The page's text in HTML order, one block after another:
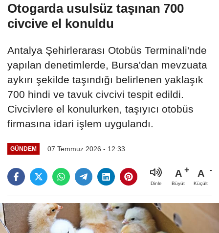
Otogarda usulsüz taşınan 700
civcive el konuldu
Antalya Şehirlerarası Otobüs Terminali'nde
yapılan denetimlerde, Bursa'dan mevzuata
aykırı şekilde taşındığı belirlenen yaklaşık
700 hindi ve tavuk civcivi tespit edildi.
Civcivlere el konulurken, taşıyıcı otobüs
firmasına idari işlem uygulandı.
GÜNDEM 07 Temmuz 2026 - 12:33
Dinle
A
Büyüt
A
Küçült